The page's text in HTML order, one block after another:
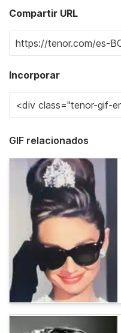
Compartir URL
Incorporar
GIF relacionados